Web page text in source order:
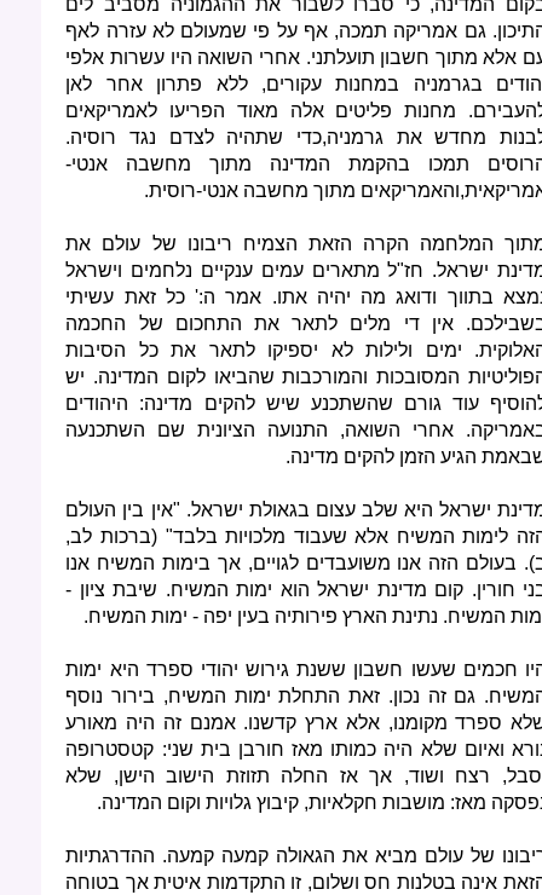
המדינה, כי סברו לשבור את ההגמוניה מסביב לים
גם אמריקה תמכה, אף על פי שמעולם לא עזרה לאף
אלא מתוך חשבון תועלתני. אחרי השואה היו עשרות אלפי
בגרמניה במחנות עקורים, ללא פתרון אחר לאן
מחנות פליטים אלה מאוד הפריעו לאמריקאים
מחדש את גרמניה,כדי שתהיה לצדם נגד רוסיה.
תמכו בהקמת המדינה מתוך מחשבה אנטי-
מתוך מחשבה אנטי-רוסית.
המלחמה הקרה הזאת הצמיח ריבונו של עולם את
ישראל. חז"ל מתארים עמים ענקיים נלחמים וישראל
בתווך ודואג מה יהיה אתו. אמר ה:' כל זאת עשיתי
אין די מלים לתאר את התחכום של החכמה
ימים ולילות לא יספיקו לתאר את כל הסיבות
המסובכות והמורכבות שהביאו לקום המדינה. יש
עוד גורם שהשתכנע שיש להקים מדינה: היהודים
אחרי השואה, התנועה הציונית שם השתכנעה
הגיע הזמן להקים מדינה.
ישראל היא שלב עצום בגאולת ישראל. "אין בין העולם
לימות המשיח אלא שעבוד מלכויות בלבד" (ברכות לב,
בעולם הזה אנו משועבדים לגויים, אך בימות המשיח אנו
חורין. קום מדינת ישראל הוא ימות המשיח. שיבת ציון -
המשיח. נתינת הארץ פירותיה בעין יפה - ימות המשיח.
חכמים שעשו חשבון ששנת גירוש יהודי ספרד היא ימות
גם זה נכון. זאת התחלת ימות המשיח, בירור נוסף
ספרד מקומנו, אלא ארץ קדשנו. אמנם זה היה מאורע
ואיום שלא היה כמותו מאז חורבן בית שני: קטסטרופה
רצח ושוד, אך אז החלה תזוזת הישוב הישן, שלא
מאז: מושבות חקלאיות, קיבוץ גלויות וקום המדינה.
של עולם מביא את הגאולה קמעה קמעה. ההדרגתיות
אינה בטלנות חס ושלום, זו התקדמות איטית אך בטוחה